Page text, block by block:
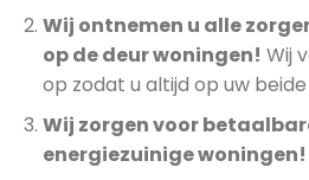
Wij ontnemen u alle
op de deur woningen! Wij
op zodat u altijd op uw
Wij zorgen voor
energiezuinige woningen!